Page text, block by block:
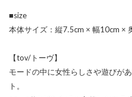
■size
本体サイズ：縦7.5cm × 幅10cm ×
【tov/トーヴ】
モードの中に女性らしさや遊びが
ト。